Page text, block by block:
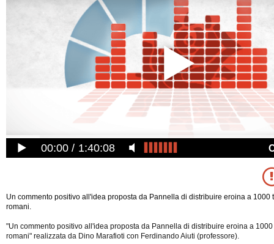
00:00 1:40:08
Un commento positivo all'idea proposta da Pannella di distribuire eroina a 1000
romani.
"Un commento positivo all'idea proposta da Pannella di distribuire eroina a
romani" realizzata da Dino Marafioti con Ferdinando Aiuti (professore).